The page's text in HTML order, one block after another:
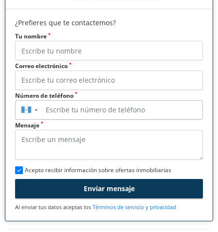
¿Prefieres que te contactemos?
Tu nombre *
Correo electrónico *
Número de teléfono *
▼
Mensaje *
Acepto recibir información sobre ofertas inmobiliarias
Enviar mensaje
Al enviar tus datos aceptas los Términos de servicio y privacidad